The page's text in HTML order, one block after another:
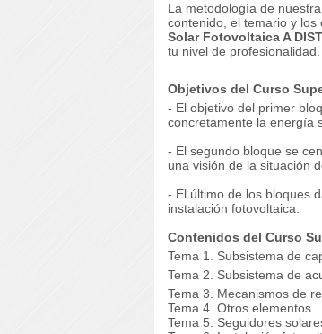
La metodología de
contenido, el temario y los
Solar Fotovoltaica A
tu nivel de profesionalidad.
Objetivos del Curso
- El objetivo del primer
concretamente la energía
- El segundo bloque se
una visión de la situación
- El último de los bloques
instalación fotovoltaica.
Contenidos del Curso
Tema 1. Subsistema de
Tema 2. Subsistema de
Tema 3. Mecanismos de
Tema 4. Otros elementos
Tema 5. Seguidores